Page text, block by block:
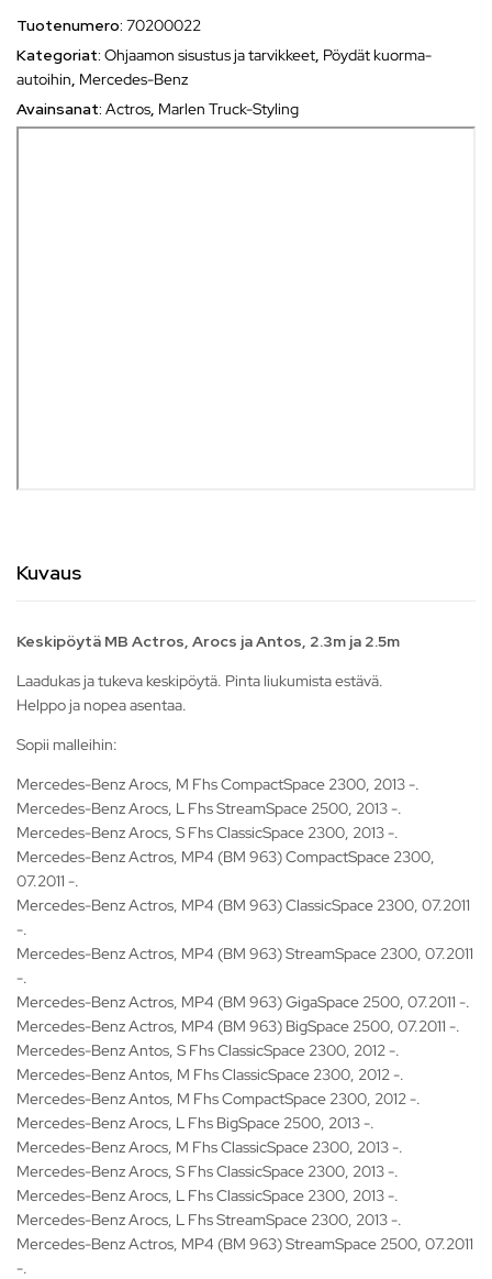
Tuotenumero: 70200022
Kategoriat: Ohjaamon sisustus ja tarvikkeet, Pöydät kuorma-
autoihin, Mercedes-Benz
Avainsanat: Actros, Marlen Truck-Styling
Kuvaus
Keskipöytä MB Actros, Arocs ja Antos, 2.3m ja 2.5m
Laadukas ja tukeva keskipöytä. Pinta liukumista estävä.
Helppo ja nopea asentaa.
Sopii malleihin:
Mercedes-Benz Arocs, M Fhs CompactSpace 2300, 2013 -.
Mercedes-Benz Arocs, L Fhs StreamSpace 2500, 2013 -.
Mercedes-Benz Arocs, S Fhs ClassicSpace 2300, 2013 -.
Mercedes-Benz Actros, MP4 (BM 963) CompactSpace 2300,
07.2011 -.
Mercedes-Benz Actros, MP4 (BM 963) ClassicSpace 2300, 07.2011
-.
Mercedes-Benz Actros, MP4 (BM 963) StreamSpace 2300, 07.2011
-.
Mercedes-Benz Actros, MP4 (BM 963) GigaSpace 2500, 07.2011 -.
Mercedes-Benz Actros, MP4 (BM 963) BigSpace 2500, 07.2011 -.
Mercedes-Benz Antos, S Fhs ClassicSpace 2300, 2012 -.
Mercedes-Benz Antos, M Fhs ClassicSpace 2300, 2012 -.
Mercedes-Benz Antos, M Fhs CompactSpace 2300, 2012 -.
Mercedes-Benz Arocs, L Fhs BigSpace 2500, 2013 -.
Mercedes-Benz Arocs, M Fhs ClassicSpace 2300, 2013 -.
Mercedes-Benz Arocs, S Fhs ClassicSpace 2300, 2013 -.
Mercedes-Benz Arocs, L Fhs ClassicSpace 2300, 2013 -.
Mercedes-Benz Arocs, L Fhs StreamSpace 2300, 2013 -.
Mercedes-Benz Actros, MP4 (BM 963) StreamSpace 2500, 07.2011
-.